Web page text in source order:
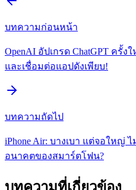
บทความก่อนหน้า
OpenAI อัปเกรด ChatGPT ครั้ง
และเชื่อมต่อแอปดังเพียบ!
บทความถัดไป
iPhone Air: บางเบา แต่จอใหญ่
อนาคตของสมาร์ตโฟน?
บทความที่เกี่ยวข้อง